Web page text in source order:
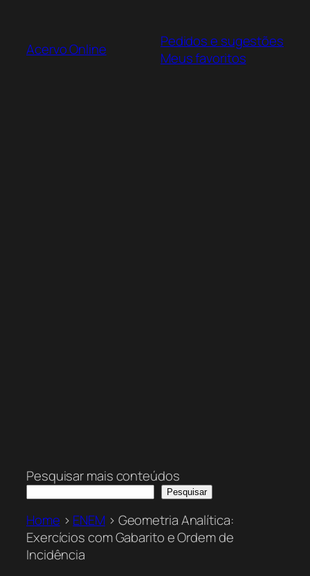
Acervo Online
Pedidos e sugestões
Meus favoritos
Pesquisar mais conteúdos
Pesquisar
Home > ENEM> Geometria Analítica:
Exercícios com Gabarito e Ordem de
Incidência